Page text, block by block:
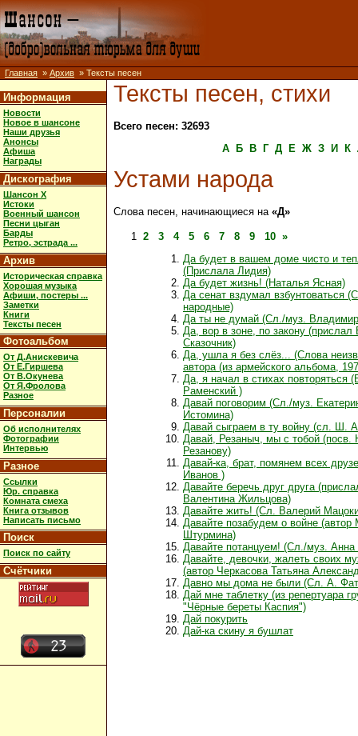
Главная » Архив » Тексты песен
Информация
Новости
Новое в шансоне
Наши друзья
Анонсы
Афиша
Награды
Дискография
Шансон X
Истоки
Военный шансон
Песни цыган
Барды
Ретро, эстрада ...
Архив
Историческая справка
Хорошая музыка
Афиши, постеры ...
Заметки
Книги
Тексты песен
Фотоальбом
От Д.Анискевича
От Е.Гиршева
От В.Окунева
От Я.Фролова
Разное
Персоналии
Об исполнителях
Фотографии
Интервью
Разное
Ссылки
Юр. справка
Комната смеха
Книга отзывов
Написать письмо
Поиск
Поиск по сайту
Счётчики
Тексты песен, стихи
Всего песен: 32693
А
Б В Г Д Е Ж З И К
Устами народа
Слова песен, начинающиеся на «Д»
1 2 3 4 5 6 7 8 9 10 »
Да будет в вашем доме чисто и
(Прислала Лидия)
Да будет жизнь! (Наталья Ясная)
Да сенат вздумал взбунтоваться
народные)
Да ты не думай (Сл./муз.
Да, вор в зоне, по закону (прислал
Сказочник)
Да, ушла я без слёз... (Слова
автора (из армейского альбома,
Да, я начал в стихах повторяться
Раменский )
Давай поговорим (Сл./муз.
Истомина)
Давай сыграем в ту войну (сл. Ш.
Давай, Резаныч, мы с тобой (посв.
Резанову)
Давай-ка, брат, помянем всех
Иванов )
Давайте беречь друг друга
Валентина Жильцова)
Давайте жить! (Сл. Валерий
Давайте позабудем о войне (автор
Штурмина)
Давайте потанцуем! (Сл./муз. Анна
Давайте, девочки, жалеть своих
(автор Черкасова Татьяна
Давно мы дома не были (Сл. А.
Дай мне таблетку (из репертуара
"Чёрные береты Каспия")
Дай покурить
Дай-ка скину я бушлат